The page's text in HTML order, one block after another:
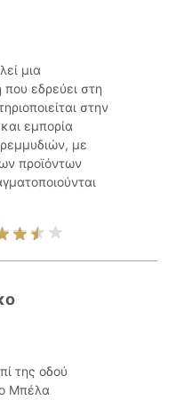
μια
που εδρεύει στη
στην
εμπορία
με
προϊόντων
της οδού
Μπέλα